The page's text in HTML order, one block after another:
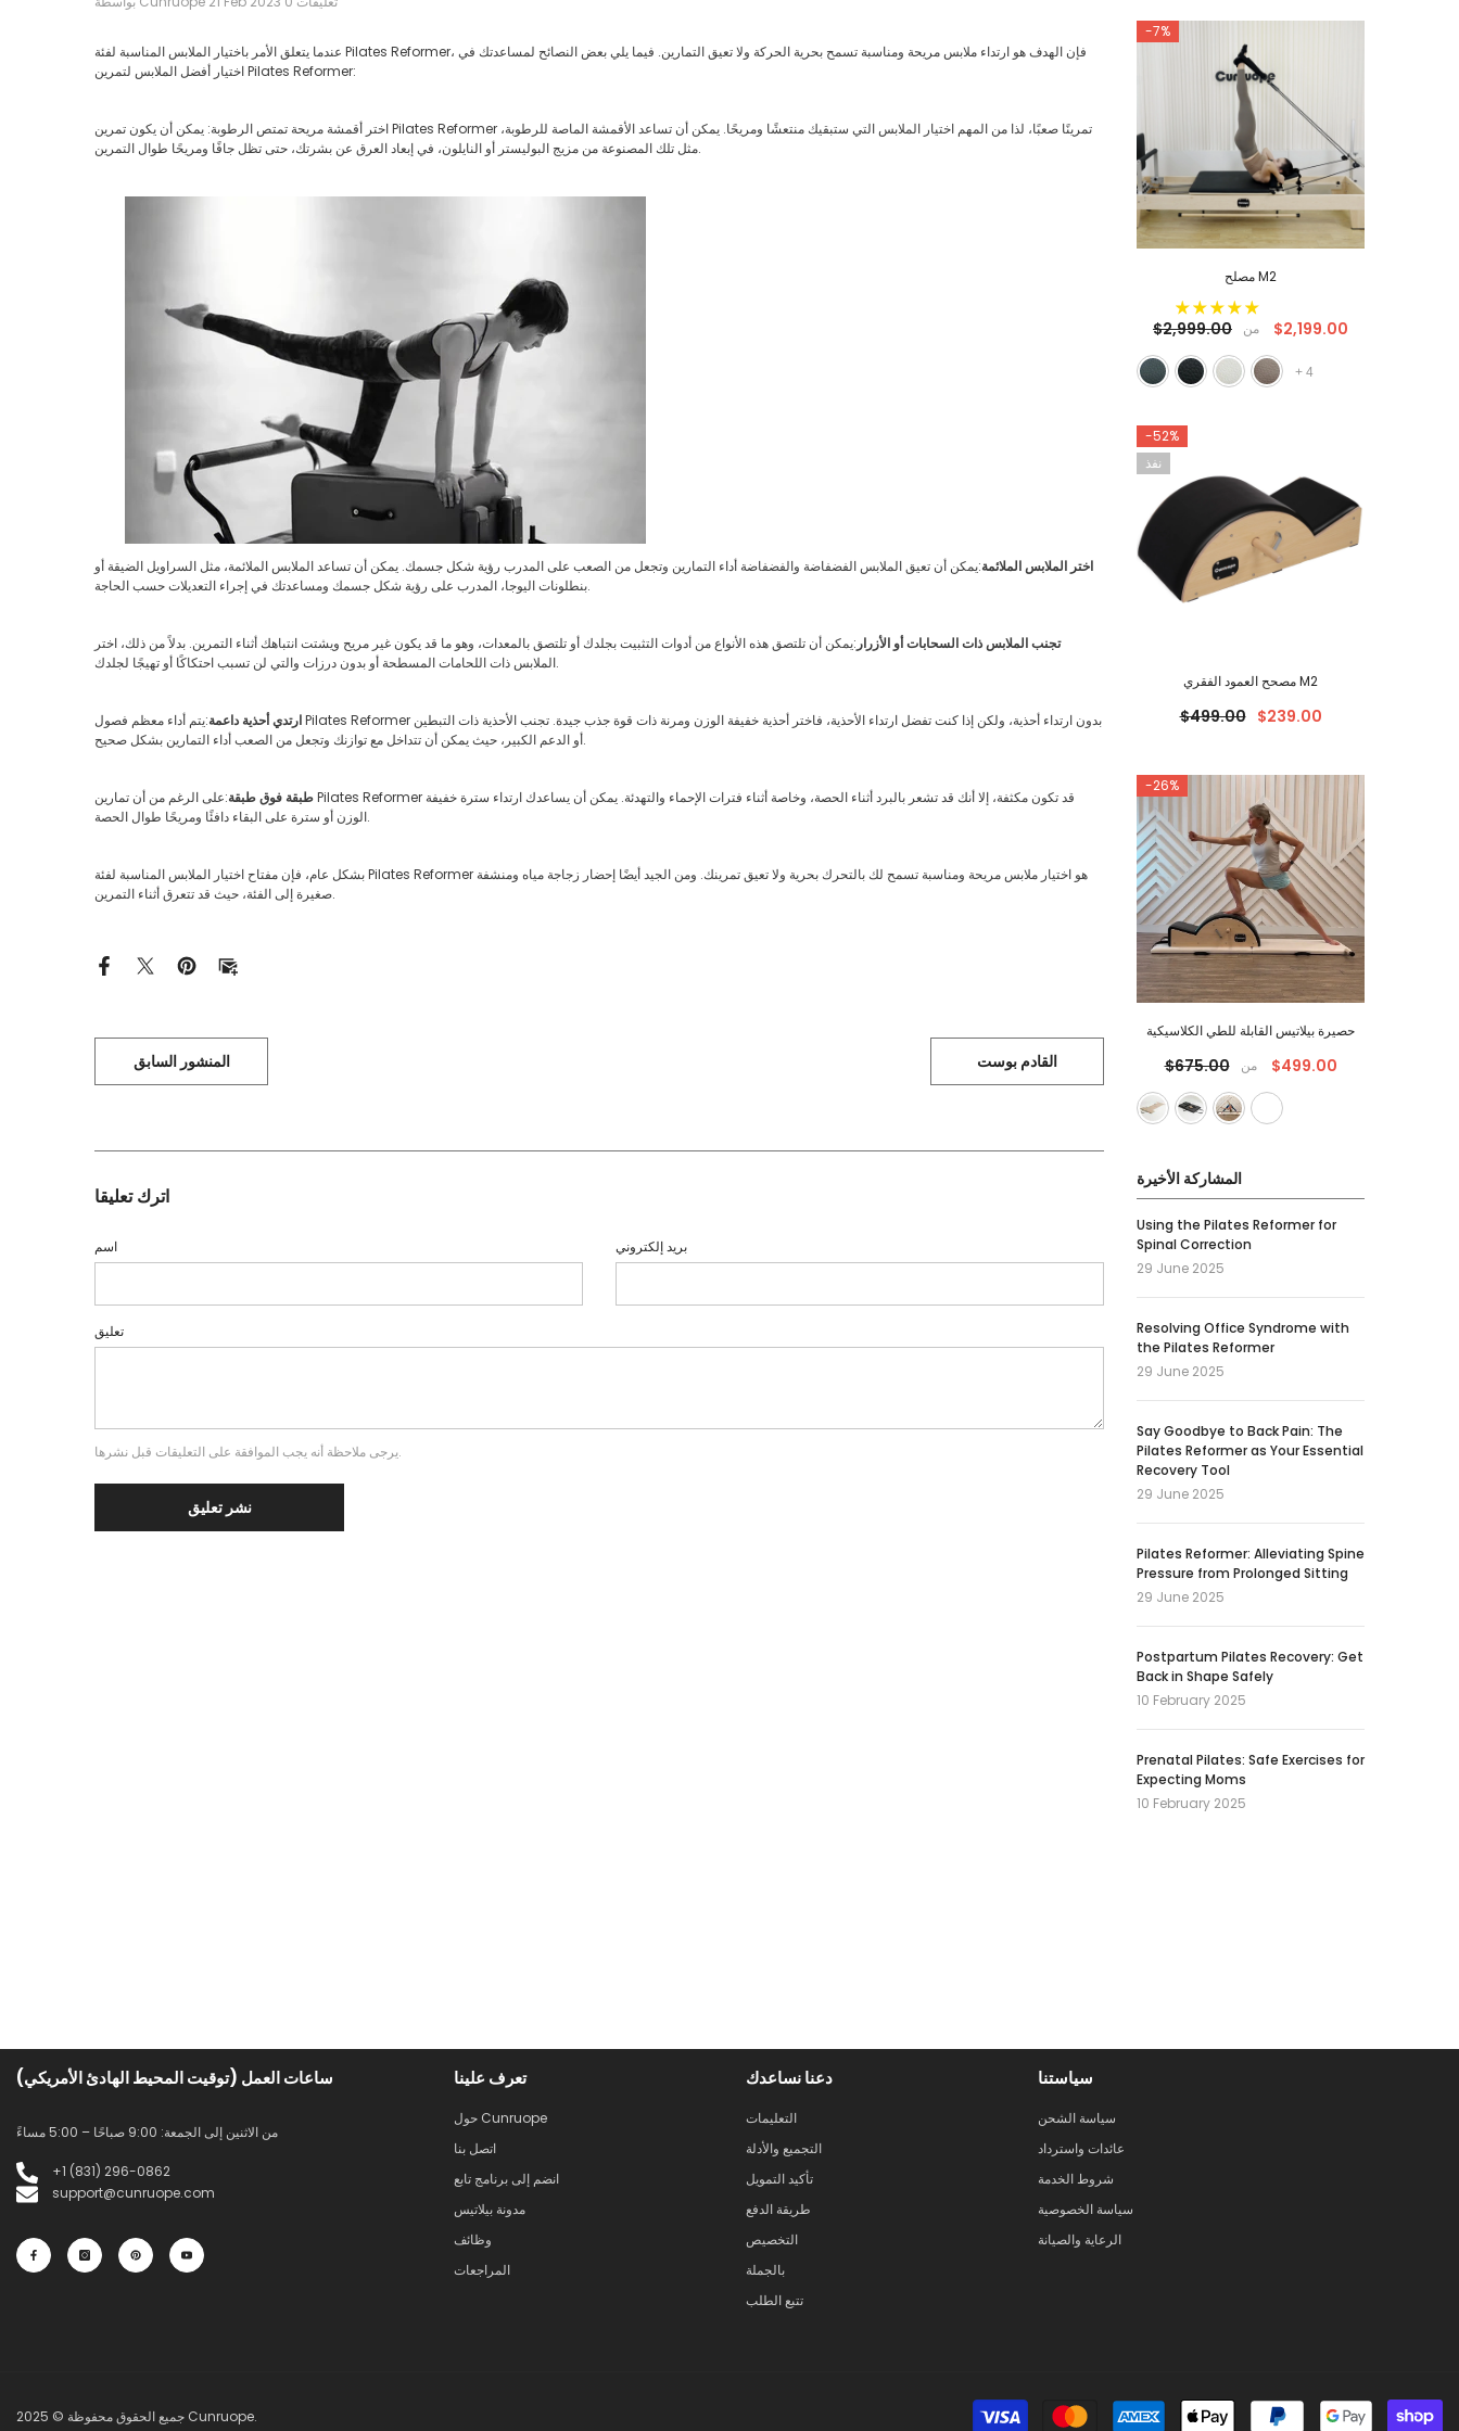
-7%
مصلح M2
$2,999.00 من $2,199.00
+ 4
-52%
نفذ
مصحح العمود الفقري M2
$499.00 $239.00
-26%
حصيرة بيلاتيس القابلة للطي الكلاسيكية
$675.00 من $499.00
المشاركة الأخيرة
Using the Pilates Reformer for
Spinal Correction
29 June 2025
Resolving Office Syndrome with
the Pilates Reformer
29 June 2025
Say Goodbye to Back Pain: The
Pilates Reformer as Your Essential
Recovery Tool
29 June 2025
Pilates Reformer: Alleviating Spine
Pressure from Prolonged Sitting
29 June 2025
Postpartum Pilates Recovery: Get
Back in Shape Safely
10 February 2025
Prenatal Pilates: Safe Exercises for
Expecting Moms
10 February 2025
عندما يتعلق الأمر باختيار الملابس المناسبة لفئة Pilates Reformer، فإن الهدف هو ارتداء ملابس مريحة ومناسبة تسمح بحرية الحركة ولا تعيق التمارين. فيما يلي بعض النصائح لمساعدتك في
اختيار أفضل الملابس لتمرين Pilates Reformer:
اختر أقمشة مريحة تمتص الرطوبة: يمكن أن يكون تمرين Pilates Reformer تمرينًا صعبًا، لذا من المهم اختيار الملابس التي ستبقيك منتعشًا ومريحًا. يمكن أن تساعد الأقمشة الماصة للرطوبة،
مثل تلك المصنوعة من مزيج البوليستر أو النايلون، في إبعاد العرق عن بشرتك، حتى تظل جافًا ومريحًا طوال التمرين.
اختر الملابس الملائمة:يمكن أن تعيق الملابس الفضفاضة والفضفاضة أداء التمارين وتجعل من الصعب على المدرب رؤية شكل جسمك. يمكن أن تساعد الملابس الملائمة، مثل السراويل الضيقة أو
بنطلونات اليوجا، المدرب على رؤية شكل جسمك ومساعدتك في إجراء التعديلات حسب الحاجة.
تجنب الملابس ذات السحابات أو الأزرار :يمكن أن تلتصق هذه الأنواع من أدوات التثبيت بجلدك أو تلتصق بالمعدات، وهو ما قد يكون غير مريح ويشتت انتباهك أثناء التمرين. بدلاً من ذلك، اختر
الملابس ذات اللحامات المسطحة أو بدون درزات والتي لن تسبب احتكاكًا أو تهيجًا لجلدك.
ارتدي أحذية داعمة:يتم أداء معظم فصول Pilates Reformer بدون ارتداء أحذية، ولكن إذا كنت تفضل ارتداء الأحذية، فاختر أحذية خفيفة الوزن ومرنة ذات قوة جذب جيدة. تجنب الأحذية ذات التبطين
أو الدعم الكبير، حيث يمكن أن تتداخل مع توازنك وتجعل من الصعب أداء التمارين بشكل صحيح.
طبقة فوق طبقة:على الرغم من أن تمارين Pilates Reformer قد تكون مكثفة، إلا أنك قد تشعر بالبرد أثناء الحصة، وخاصة أثناء فترات الإحماء والتهدئة. يمكن أن يساعدك ارتداء سترة خفيفة
الوزن أو سترة على البقاء دافئًا ومريحًا طوال الحصة.
بشكل عام، فإن مفتاح اختيار الملابس المناسبة لفئة Pilates Reformer هو اختيار ملابس مريحة ومناسبة تسمح لك بالتحرك بحرية ولا تعيق تمرينك. ومن الجيد أيضًا إحضار زجاجة مياه ومنشفة
صغيرة إلى الفئة، حيث قد تتعرق أثناء التمرين.
المنشور السابق القادم بوست
اترك تعليقا
اسم بريد إلكتروني
تعليق
يرجى ملاحظة أنه يجب الموافقة على التعليقات قبل نشرها.
ساعات العمل (توقيت المحيط الهادئ الأمريكي)
من الاثنين إلى الجمعة: 9:00 صباحًا – 5:00 مساءً
+1 (831) 296-0862
support@cunruope.com
تعرف علينا
حول Cunruope
اتصل بنا
انضم إلى برنامج تابع
مدونة بيلاتيس
وظائف
المراجعات
دعنا نساعدك
التعليمات
التجميع والأدلة
تأكيد التمويل
طريقة الدفع
التخصيص
بالجملة
تتبع الطلب
سياستنا
سياسة الشحن
عائدات واسترداد
شروط الخدمة
سياسة الخصوصية
الرعاية والصيانة
جميع الحقوق محفوظة © 2025 Cunruope.